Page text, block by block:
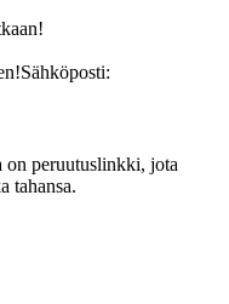
Sähköposti:
on peruutuslinkki, jota
tahansa.